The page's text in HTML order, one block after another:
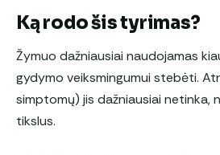
Ką rodo šis tyrimas?
Žymuo dažniausiai naudojamas
gydymo veiksmingumui stebėti.
simptomų) jis dažniausiai netinka,
tikslus.